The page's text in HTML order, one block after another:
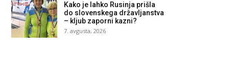
Kako je lahko Rusinja prišla
do slovenskega državljanstva
– kljub zaporni kazni?
7. avgusta, 2026